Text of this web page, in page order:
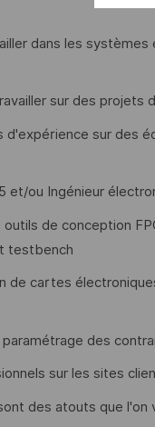
dans les
sur des projets
d'expérience sur des
et/ou Ingénieur
de conception
testbench
de cartes
des
sur les sites
des atouts que l'on